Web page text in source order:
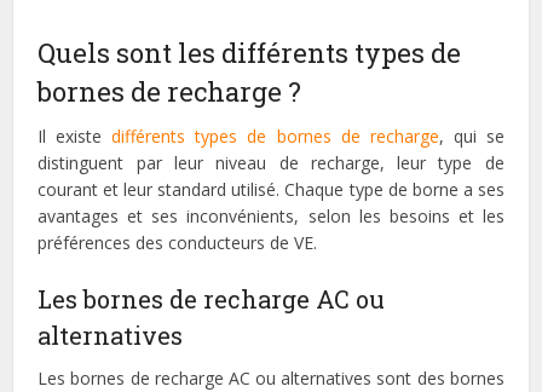
Quels sont les différents types de
bornes de recharge ?
Il existedifférents types de bornes de recharge, qui se
distinguent par leur niveau de recharge, leur type de
courant et leur standard utilisé. Chaque type de borne a ses
avantages et ses inconvénients, selon les besoins et les
préférences des conducteurs de VE.
Les bornes de recharge AC ou
alternatives
Les bornes de recharge AC ou alternatives sont des bornes